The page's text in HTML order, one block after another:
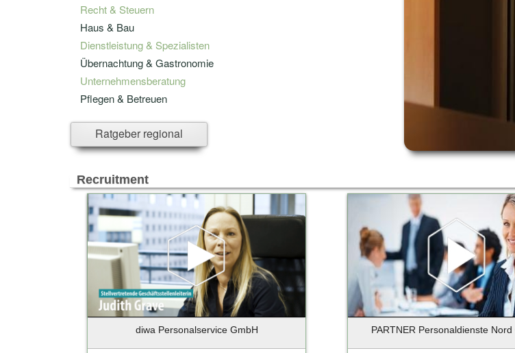
Recht & Steuern
Haus & Bau
Dienstleistung & Spezialisten
Übernachtung & Gastronomie
Unternehmensberatung
Pflegen & Betreuen
Versicherung - u. Finanzwesen
Reisen & Touristik
Trauern & Erinnern
Manufaktur & Handwerk
Entwicklung & Produktion
Top-Arbeitsplätze & Karriere
Spenden & Verschenken
Ratgeber regional
Recruitment
diwa Personalservice GmbH PARTNER Personaldienste Nord